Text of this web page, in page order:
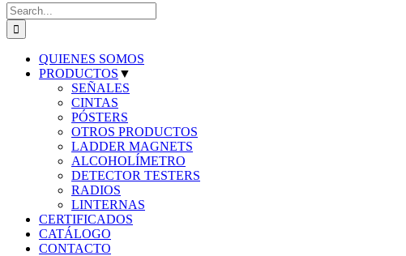
Search
for:
QUIENES SOMOS
PRODUCTOS ▼
SEÑALES
CINTAS
PÓSTERS
OTROS PRODUCTOS
LADDER MAGNETS
ALCOHOLÍMETRO
DETECTOR TESTERS
RADIOS
LINTERNAS
CERTIFICADOS
CATÁLOGO
CONTACTO